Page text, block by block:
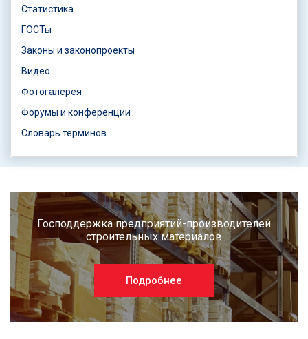
Статистика
ГОСТы
Законы и законопроекты
Видео
Фотогалерея
Форумы и конференции
Словарь терминов
Господдержка предприятий-производителей
строительных материалов
Подробнее